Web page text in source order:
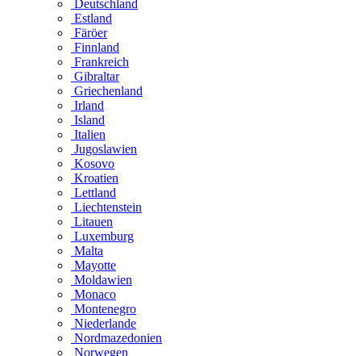
Deutschland
Estland
Färöer
Finnland
Frankreich
Gibraltar
Griechenland
Irland
Island
Italien
Jugoslawien
Kosovo
Kroatien
Lettland
Liechtenstein
Litauen
Luxemburg
Malta
Mayotte
Moldawien
Monaco
Montenegro
Niederlande
Nordmazedonien
Norwegen